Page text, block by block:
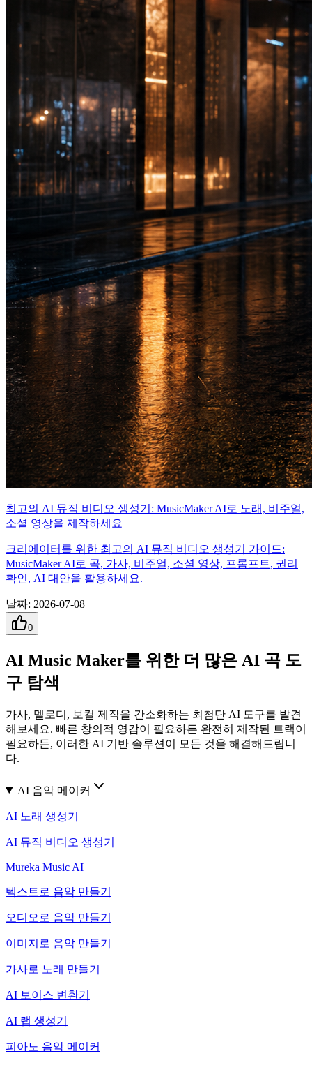
최고의 AI 뮤직 비디오 생성기: MusicMaker AI로 노래, 비주얼,
소셜 영상을 제작하세요
크리에이터를 위한 최고의 AI 뮤직 비디오 생성기 가이드:
MusicMaker AI로 곡, 가사, 비주얼, 소셜 영상, 프롬프트, 권리
확인, AI 대안을 활용하세요.
날짜: 2026-07-08
0
AI Music Maker를 위한 더 많은 AI 곡 도
구 탐색
가사, 멜로디, 보컬 제작을 간소화하는 최첨단 AI 도구를 발견
해보세요. 빠른 창의적 영감이 필요하든 완전히 제작된 트랙이
필요하든, 이러한 AI 기반 솔루션이 모든 것을 해결해드립니
다.
AI 음악 메이커
AI 노래 생성기
AI 뮤직 비디오 생성기
Mureka Music AI
텍스트로 음악 만들기
오디오로 음악 만들기
이미지로 음악 만들기
가사로 노래 만들기
AI 보이스 변환기
AI 랩 생성기
피아노 음악 메이커